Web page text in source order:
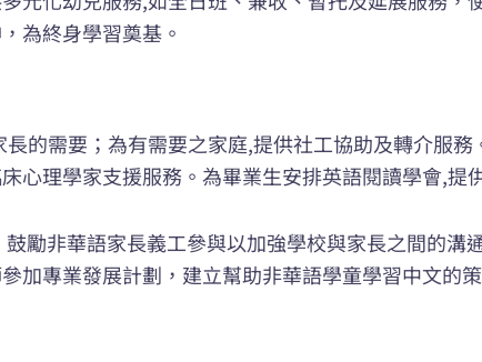
為終身學習奠基。
的需要；為有需要之家庭,提供社工協助及轉介服
心理學家支援服務。為畢業生安排英語閱讀學會,提
勵非華語家長義工參與以加強學校與家長之間的溝
加專業發展計劃，建立幫助非華語學童學習中文的策